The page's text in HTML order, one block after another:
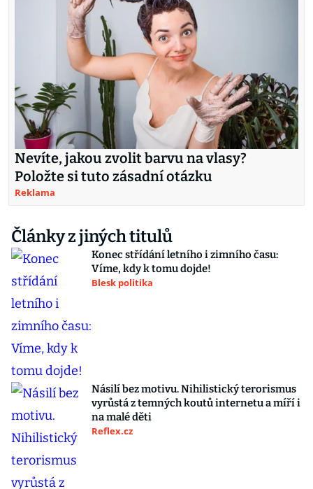
Nevíte, jakou zvolit barvu na vlasy?
Položte si tuto zásadní otázku
Reklama
Články z jiných titulů
Konec střídání letního i zimního času:
Víme, kdy k tomu dojde!
Blesk politika
Násilí bez motivu. Nihilistický terorismus
vyrůstá z temných koutů internetu a míří i
na malé děti
Reflex.cz